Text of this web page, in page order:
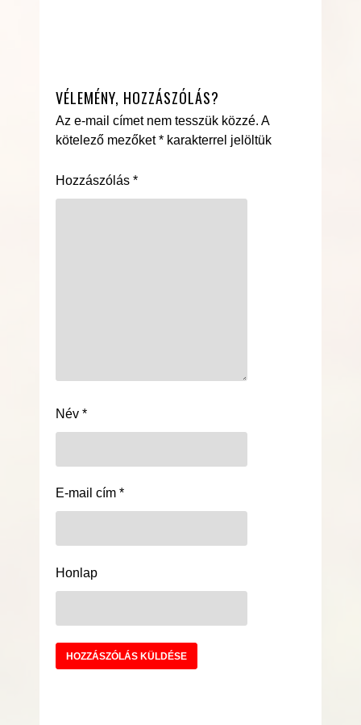
VÉLEMÉNY, HOZZÁSZÓLÁS?
Az e-mail címet nem tesszük közzé. A
kötelező mezőket* karakterrel jelöltük
Hozzászólás *
Név *
E-mail cím *
Honlap